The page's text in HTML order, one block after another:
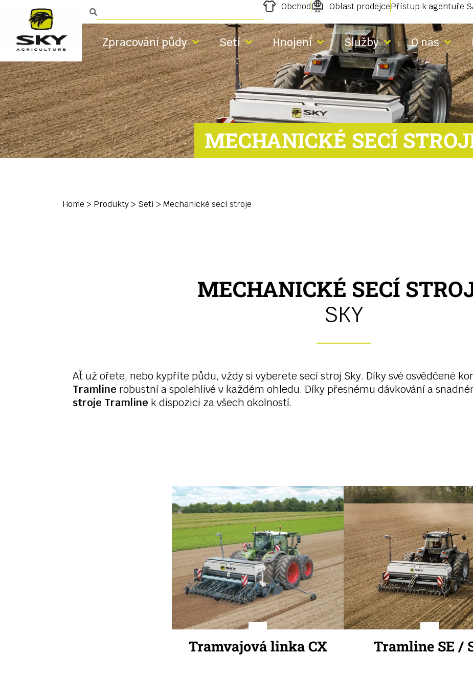
Obchod Oblast prodejcePřístup k agentuře
Zpracování půdy Setí Hnojení Služby O nás
MECHANICKÉ SECÍ
Home > Produkty > Setí > Mechanické secí stroje
MECHANICKÉ SECÍ
SKY
Ať už ořete, nebo kypříte půdu, vždy si vyberete secí stroj Sky. Díky své osvědčené
Tramline robustní a spolehlivé v každém ohledu. Díky přesnému dávkování a
stroje Tramline k dispozici za všech okolností.
Tramvajová linka CX Tramline SE /